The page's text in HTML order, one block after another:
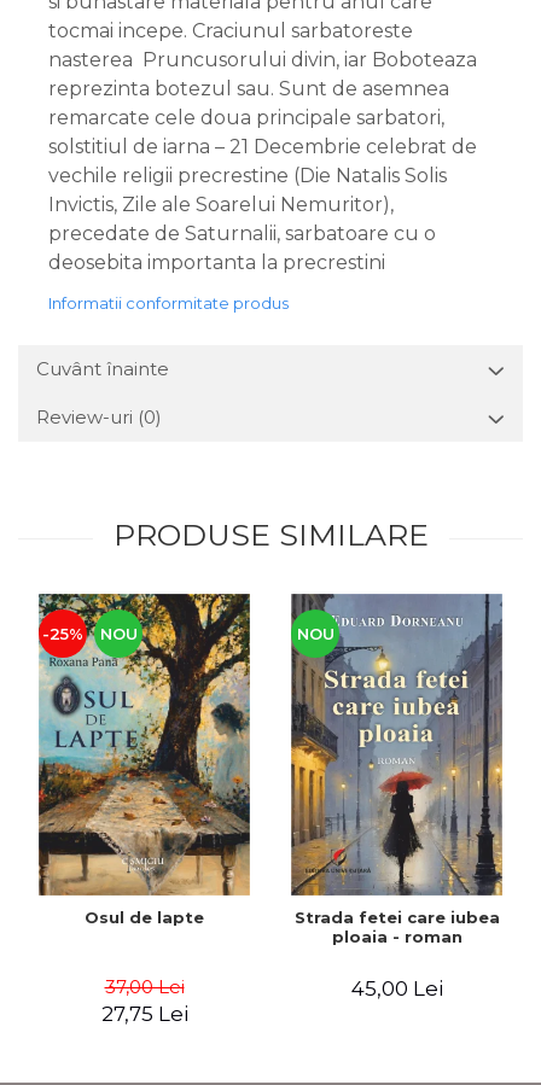
tocmai incepe. Craciunul sarbatoreste
nasterea Pruncusorului divin, iar Boboteaza
reprezinta botezul sau. Sunt de asemnea
remarcate cele doua principale sarbatori,
solstitiul de iarna – 21 Decembrie celebrat de
vechile religii precrestine (Die Natalis Solis
Invictis, Zile ale Soarelui Nemuritor),
precedate de Saturnalii, sarbatoare cu o
deosebita importanta la precrestini
Informatii conformitate produs
Cuvânt înainte
Review-uri (0)
PRODUSE SIMILARE
-25% NOU
Osul de lapte
37,00 Lei
27,75 Lei
NOU
Strada fetei care iubea
ploaia - roman
45,00 Lei